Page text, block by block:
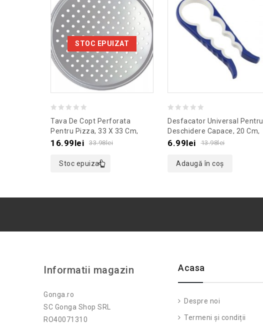
STOC EPUIZAT
out
of
Tava De Copt Perforata
Pentru Pizza, 33 X 33 Cm,
Gonga®, Culoaremodel Negru
33.98lei
16.99lei
Stoc epuizat
out
of
Desfacator Universal Pentru
Deschidere Capace, 20 Cm,
Gonga®, Culoaremodel
13.98lei
6.99lei
Adaugă în coș
Informatii magazin
Gonga.ro
SC Gonga Shop SRL
RO40071310
Acasa
Despre noi
Termeni și condiții